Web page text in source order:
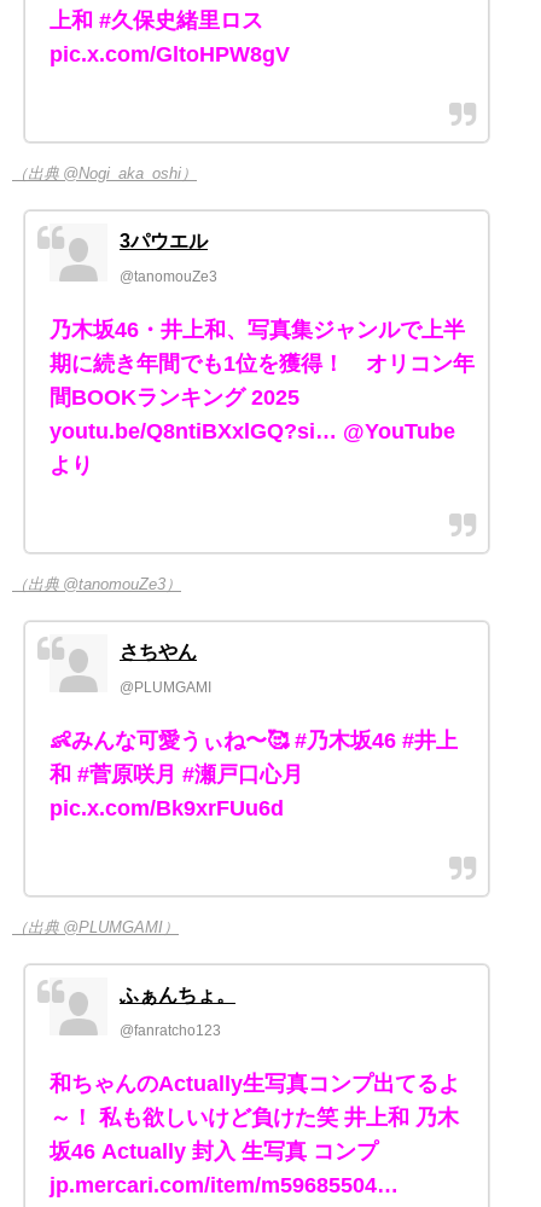
上和 #久保史緒里ロス
pic.x.com/GltoHPW8gV
（出典 @Nogi_aka_oshi）
3パウエル
@tanomouZe3
乃木坂46・井上和、写真集ジャンルで上半
期に続き年間でも1位を獲得！ オリコン年
間BOOKランキング 2025
youtu.be/Q8ntiBXxlGQ?si… @YouTube
より
（出典 @tanomouZe3）
さちやん
@PLUMGAMI
👶みんな可愛うぃね〜🥰 #乃木坂46 #井上
和 #菅原咲月 #瀬戸口心月
pic.x.com/Bk9xrFUu6d
（出典 @PLUMGAMI）
ふぁんちょ。
@fanratcho123
和ちゃんのActually生写真コンプ出てるよ
～！ 私も欲しいけど負けた笑 井上和 乃木
坂46 Actually 封入 生写真 コンプ
jp.mercari.com/item/m59685504…